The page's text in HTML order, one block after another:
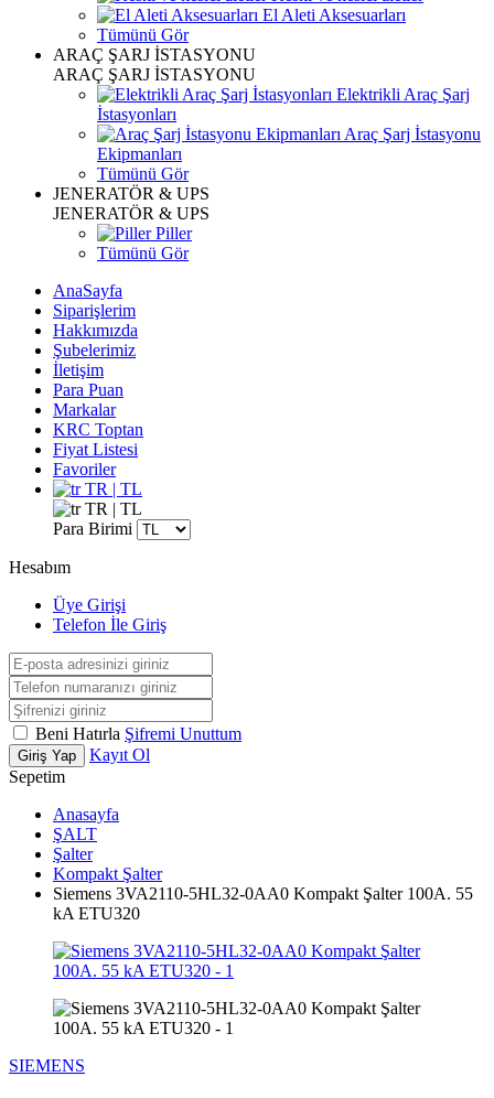
El Aleti Aksesuarları
Tümünü Gör
ARAÇ ŞARJ İSTASYONU
ARAÇ ŞARJ İSTASYONU
Elektrikli Araç Şarj
İstasyonları
Araç Şarj İstasyonu
Ekipmanları
Tümünü Gör
JENERATÖR & UPS
JENERATÖR & UPS
Piller
Tümünü Gör
AnaSayfa
Siparişlerim
Hakkımızda
Şubelerimiz
İletişim
Para Puan
Markalar
KRC Toptan
Fiyat Listesi
Favoriler
TR | TL
TR | TL
Para Birimi
Hesabım
Üye Girişi
Telefon İle Giriş
Beni Hatırla Şifremi Unuttum
Giriş Yap
Kayıt Ol
Sepetim
Anasayfa
ŞALT
Şalter
Kompakt Şalter
Siemens 3VA2110-5HL32-0AA0 Kompakt Şalter 100A. 55
kA ETU320
SIEMENS